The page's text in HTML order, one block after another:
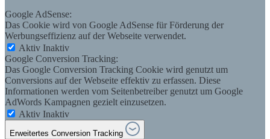
Google AdSense:
Das Cookie wird von Google AdSense für Förderung der
Werbungseffizienz auf der Webseite verwendet.
Aktiv Inaktiv
Google Conversion Tracking:
Das Google Conversion Tracking Cookie wird genutzt um
Conversions auf der Webseite effektiv zu erfassen. Diese
Informationen werden vom Seitenbetreiber genutzt um Google
AdWords Kampagnen gezielt einzusetzen.
Aktiv Inaktiv
Erweitertes Conversion Tracking